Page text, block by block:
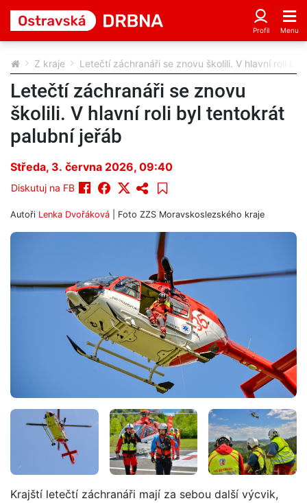
Z kraje Letečtí záchranáři se znovu školili. V hlavní roli
Letečtí záchranáři se znovu
školili. V hlavní roli byl tentokrát
palubní jeřáb
Středa, 3. června 2026, 09:40
Diskutuj na FB
Autoři Lenka Dvořáková | Foto ZZS Moravskoslezského kraje
Krajští letečtí záchranáři mají za sebou další výcvik,